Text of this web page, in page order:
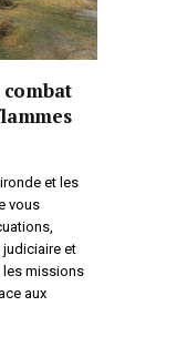
et les
vous
judiciaire et
les missions
aux